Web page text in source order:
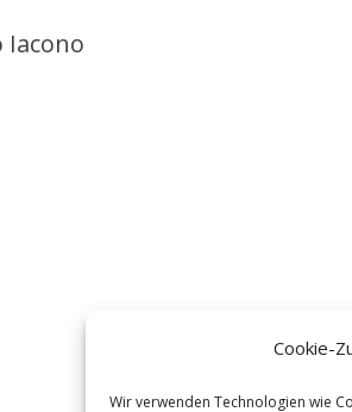
Cookie-
Wir verwenden Technologien wie
Iacono